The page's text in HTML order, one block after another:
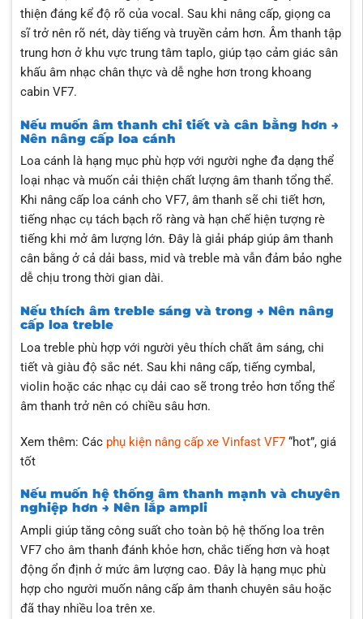
thiện đáng kể độ rõ của vocal. Sau khi nâng cấp, giọng ca
sĩ trở nên rõ nét, dày tiếng và truyền cảm hơn. Âm thanh tập
trung hơn ở khu vực trung tâm taplo, giúp tạo cảm giác sân
khấu âm nhạc chân thực và dễ nghe hơn trong khoang
cabin VF7.
Nếu muốn âm thanh chi tiết và cân bằng hơn →
Nên nâng cấp loa cánh
Loa cánh là hạng mục phù hợp với người nghe đa dạng thể
loại nhạc và muốn cải thiện chất lượng âm thanh tổng thể.
Khi nâng cấp loa cánh cho VF7, âm thanh sẽ chi tiết hơn,
tiếng nhạc cụ tách bạch rõ ràng và hạn chế hiện tượng rè
tiếng khi mở âm lượng lớn. Đây là giải pháp giúp âm thanh
cân bằng ở cả dải bass, mid và treble mà vẫn đảm bảo nghe
dễ chịu trong thời gian dài.
Nếu thích âm treble sáng và trong → Nên nâng
cấp loa treble
Loa treble phù hợp với người yêu thích chất âm sáng, chi
tiết và giàu độ sắc nét. Sau khi nâng cấp, tiếng cymbal,
violin hoặc các nhạc cụ dải cao sẽ trong trẻo hơn tổng thể
âm thanh trở nên có chiều sâu hơn.
Xem thêm: Các phụ kiện nâng cấp xe Vinfast VF7“hot”, giá
tốt
Nếu muốn hệ thống âm thanh mạnh và chuyên
nghiệp hơn → Nên lắp ampli
Ampli giúp tăng công suất cho toàn bộ hệ thống loa trên
VF7 cho âm thanh đánh khỏe hơn, chắc tiếng hơn và hoạt
động ổn định ở mức âm lượng cao. Đây là hạng mục phù
hợp cho người muốn nâng cấp âm thanh chuyên sâu hoặc
đã thay nhiều loa trên xe.